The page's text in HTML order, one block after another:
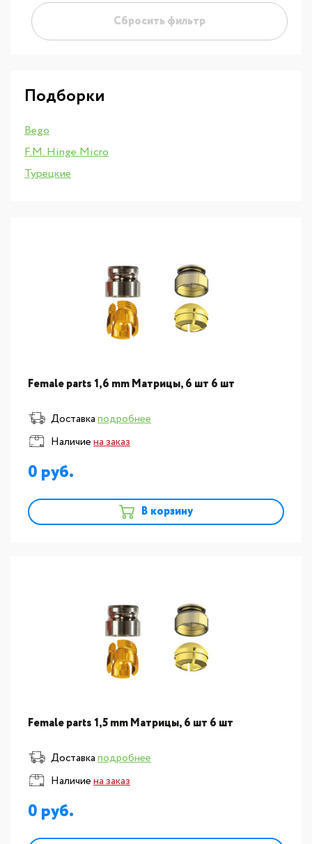
Сбросить фильтр
Подборки
Bego
F.M. Hinge Micro
Турецкие
Female parts 1,6 mm Матрицы, 6 шт 6 шт
Доставкаподробнее
Наличиена заказ
0
В корзину
Female parts 1,5 mm Матрицы, 6 шт 6 шт
Доставкаподробнее
Наличиена заказ
0